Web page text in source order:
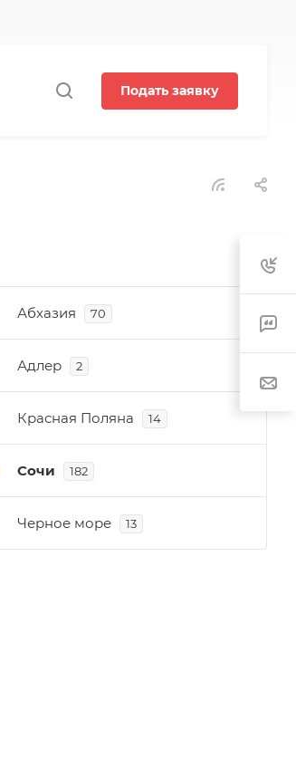
Подать заявку
Абхазия 70
Адлер 2
Красная Поляна 14
Сочи 182
Черное море 13